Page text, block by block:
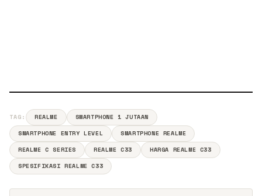
TAG: REALME
SMARTPHONE 1 JUTAAN
SMARTPHONE ENTRY LEVEL
SMARTPHONE REALME
REALME C SERIES
REALME C33
HARGA REALME C33
SPESIFIKASI REALME C33